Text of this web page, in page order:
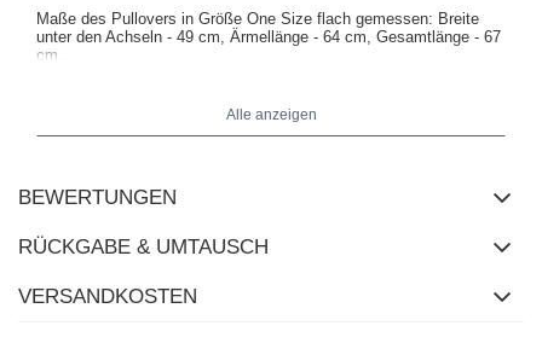
Maße des Pullovers in Größe One Size flach gemessen: Breite
unter den Achseln - 49 cm, Ärmellänge - 64 cm, Gesamtlänge - 67
cm.
Alle anzeigen
BEWERTUNGEN
RÜCKGABE & UMTAUSCH
VERSANDKOSTEN